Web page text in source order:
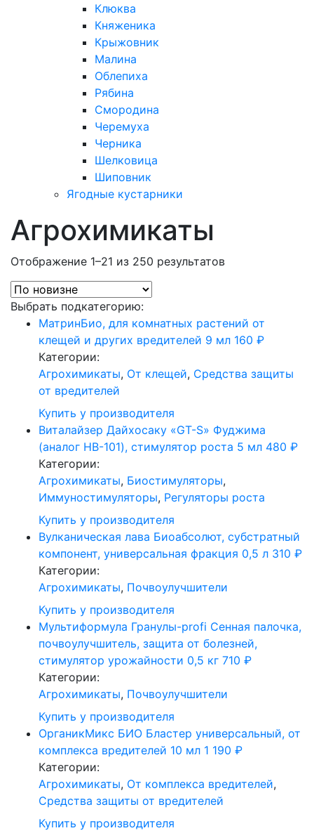
Клюква
Княженика
Крыжовник
Малина
Облепиха
Рябина
Смородина
Черемуха
Черника
Шелковица
Шиповник
Ягодные кустарники
Агрохимикаты
Отображение 1–21 из 250 результатов
Выбрать подкатегорию:
МатринБио, для комнатных растений от
клещей и других вредителей 9 мл 160 ₽
Категории:
Агрохимикаты, От клещей, Средства защиты
от вредителей
Купить у производителя
Виталайзер Дайхосаку «GT-S» Фуджима
(аналог HB-101), стимулятор роста 5 мл 480 ₽
Категории:
Агрохимикаты, Биостимуляторы,
Иммуностимуляторы, Регуляторы роста
Купить у производителя
Вулканическая лава Биоабсолют, субстратный
компонент, универсальная фракция 0,5 л 310 ₽
Категории:
Агрохимикаты, Почвоулучшители
Купить у производителя
Мультиформула Гранулы-profi Сенная палочка,
почвоулучшитель, защита от болезней,
стимулятор урожайности 0,5 кг 710 ₽
Категории:
Агрохимикаты, Почвоулучшители
Купить у производителя
ОрганикМикс БИО Бластер универсальный, от
комплекса вредителей 10 мл 1 190 ₽
Категории:
Агрохимикаты, От комплекса вредителей,
Средства защиты от вредителей
Купить у производителя